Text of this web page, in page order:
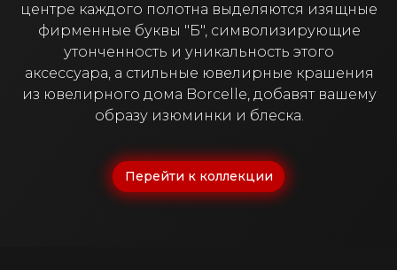
центре каждого полотна выделяются изящные
фирменные буквы "Б", символизирующие
утонченность и уникальность этого
аксессуара, а стильные ювелирные крашения
из ювелирного дома Borcelle, добавят вашему
образу изюминки и блеска.
Перейти к коллекции